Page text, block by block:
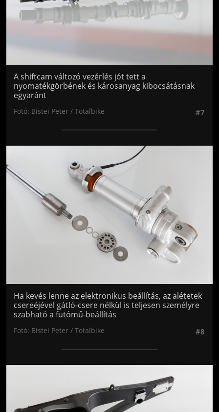
A shiftcam változó vezérlés jót tett a
nyomatékgörbének és károsanyag kibocsátásnak
egyaránt
Fotó: Bistei Peter / Totalbike #7
Jön még kép!
Ha kevés lenne az elektronikus beállítás, az alétetek
csereéjével gátló-csere nélkül is teljesen személyre
szabható a futómű-beállítás
Fotó: Bistei Peter / Totalbike #8
Jön még kép!